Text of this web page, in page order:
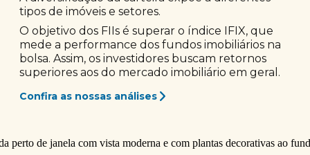
tipos de imóveis e setores.
O objetivo dos FIIs é superar o índice IFIX, que
mede a performance dos fundos imobiliários na
bolsa. Assim, os investidores buscam retornos
superiores aos do mercado imobiliário em geral.
Confira as nossas análises